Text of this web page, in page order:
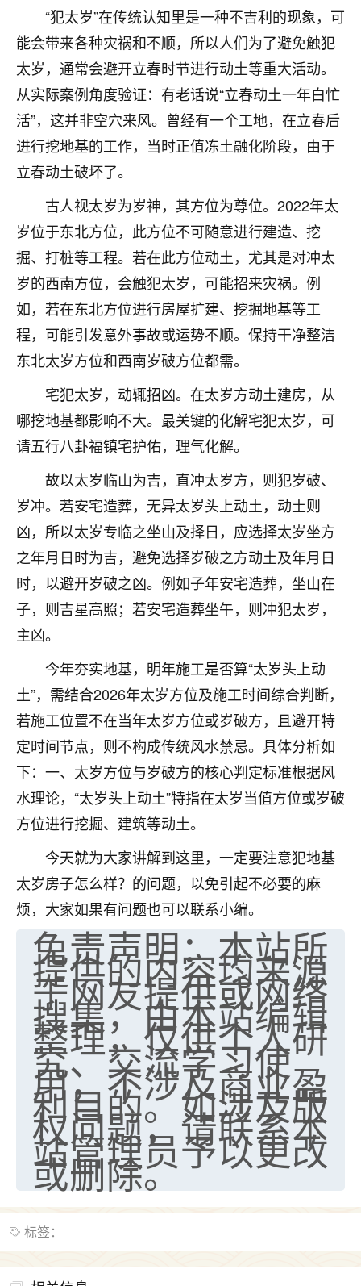
“犯太岁”在传统认知里是一种不吉利的现象，可
能会带来各种灾祸和不顺，所以人们为了避免触犯
太岁，通常会避开立春时节进行动土等重大活动。
从实际案例角度验证：有老话说“立春动土一年白忙
活”，这并非空穴来风。曾经有一个工地，在立春后
进行挖地基的工作，当时正值冻土融化阶段，由于
立春动土破坏了。
古人视太岁为岁神，其方位为尊位。2022年太
岁位于东北方位，此方位不可随意进行建造、挖
掘、打桩等工程。若在此方位动土，尤其是对冲太
岁的西南方位，会触犯太岁，可能招来灾祸。例
如，若在东北方位进行房屋扩建、挖掘地基等工
程，可能引发意外事故或运势不顺。保持干净整洁
东北太岁方位和西南岁破方位都需。
宅犯太岁，动辄招凶。在太岁方动土建房，从
哪挖地基都影响不大。最关键的化解宅犯太岁，可
请五行八卦福镇宅护佑，理气化解。
故以太岁临山为吉，直冲太岁方，则犯岁破、
岁冲。若安宅造葬，无异太岁头上动土，动土则
凶，所以太岁专临之坐山及择日，应选择太岁坐方
之年月日时为吉，避免选择岁破之方动土及年月日
时，以避开岁破之凶。例如子年安宅造葬，坐山在
子，则吉星高照；若安宅造葬坐午，则冲犯太岁，
主凶。
今年夯实地基，明年施工是否算“太岁头上动
土”，需结合2026年太岁方位及施工时间综合判断，
若施工位置不在当年太岁方位或岁破方，且避开特
定时间节点，则不构成传统风水禁忌。具体分析如
下：一、太岁方位与岁破方的核心判定标准根据风
水理论，“太岁头上动土”特指在太岁当值方位或岁破
方位进行挖掘、建筑等动土。
今天就为大家讲解到这里，一定要注意犯地基
太岁房子怎么样？的问题，以免引起不必要的麻
烦，大家如果有问题也可以联系小编。
免责声明：本站所
提供的内容均来源
于网友提供或网络
搜集，由本站编辑
整理，仅供个人研
究、交流学习使
用，不涉及商业盈
利目的。如涉及版
权问题，请联系本
站管理员予以更改
或删除。
标签：
心心相印
我身体不太好，总是病病殃殃的，去检查又没什么大
问题，反正就是不舒服。中医西医看遍了，找不到问
题，后来无意中看到有人推荐慧来老师，跟老师聊过
之后，心情豁然开朗，也听老师建议，处理了一些因
果问题。今年以来，身体比以前好多，主要是心情好
了，老师说境随心转，现在深有体会了。
鹿森：是的，其实跟老师聊过之后，最大的感
触，首先就是心态会变好，万般皆是命，半点
不由人！
1天前 来自四川 9
金白水清
我也想找老师看看，有没有人给个联系方式的啊？
鹿森：慧来老师微信：gjsy0624
1天前 来自江西 12
青春168
我也想要，我也想要！
Jessica李
老师做不做超度法事？我想给我奶奶做超度，她今年
刚去世了。
七零老顽童：我母亲前年离世，刚开始我经常
做梦梦见她，后来也是朋友介绍，找到慧来老
师，安排了超度法事，做梦再也没有梦到过
超度，现在看来，人不信也不行。
2天前 来自云南 11
优秀的张同学
老师收徒吗？？我对这些很感兴趣
2天前 来自山西 15